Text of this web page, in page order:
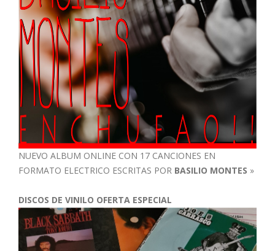
NUEVO ALBUM ONLINE CON 17 CANCIONES EN
FORMATO ELECTRICO ESCRITAS POR BASILIO MONTES »
DISCOS DE VINILO OFERTA ESPECIAL